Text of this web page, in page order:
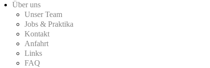
Über uns
Unser Team
Jobs & Praktika
Kontakt
Anfahrt
Links
FAQ